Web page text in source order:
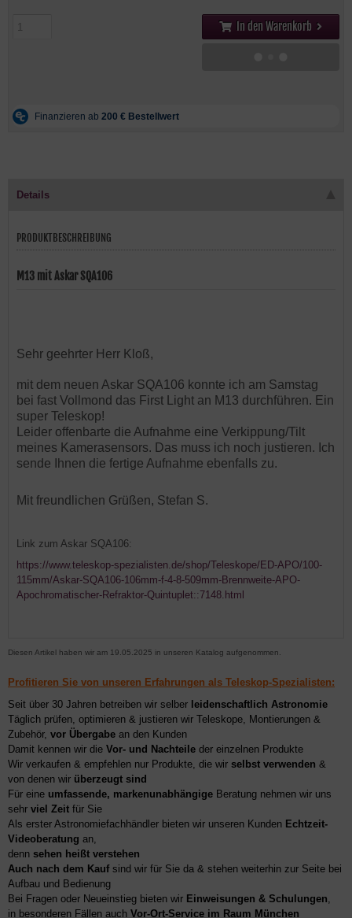
In den Warenkorb
Details
PRODUKTBESCHREIBUNG
M13 mit Askar SQA106
Sehr geehrter Herr Kloß,
mit dem neuen Askar SQA106 konnte ich am Samstag
bei fast Vollmond das First Light an M13 durchführen. Ein
super Teleskop!
Leider offenbarte die Aufnahme eine Verkippung/Tilt
meines Kamerasensors. Das muss ich noch justieren. Ich
sende Ihnen die fertige Aufnahme ebenfalls zu.
Mit freundlichen Grüßen, Stefan S.
Link zum Askar SQA106:
https://www.teleskop-spezialisten.de/shop/Teleskope/ED-APO/100-
115mm/Askar-SQA106-106mm-f-4-8-509mm-Brennweite-APO-
Apochromatischer-Refraktor-Quintuplet::7148.html
Diesen Artikel haben wir am 19.05.2025 in unseren Katalog aufgenommen.
Profitieren Sie von unseren Erfahrungen als Teleskop-Spezialisten:
Seit über 30 Jahren betreiben wir selber leidenschaftlich Astronomie
Täglich prüfen, optimieren & justieren wir Teleskope, Montierungen &
Zubehör, vor Übergabe an den Kunden
Damit kennen wir die Vor- und Nachteile der einzelnen Produkte
Wir verkaufen & empfehlen nur Produkte, die wir selbst verwenden &
von denen wir überzeugt sind
Für eine umfassende, markenunabhängige Beratung nehmen wir uns
sehr viel Zeit für Sie
Als erster Astronomiefachhändler bieten wir unseren Kunden Echtzeit-
Videoberatung an,
denn sehen heißt verstehen
Auch nach dem Kaufsind wir für Sie da & stehen weiterhin zur Seite bei
Aufbau und Bedienung
Bei Fragen oder Neueinstieg bieten wir Einweisungen & Schulungen,
in besonderen Fällen auch Vor-Ort-Service im Raum München